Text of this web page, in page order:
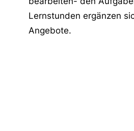
Lernstunden ergänzen
Angebote.